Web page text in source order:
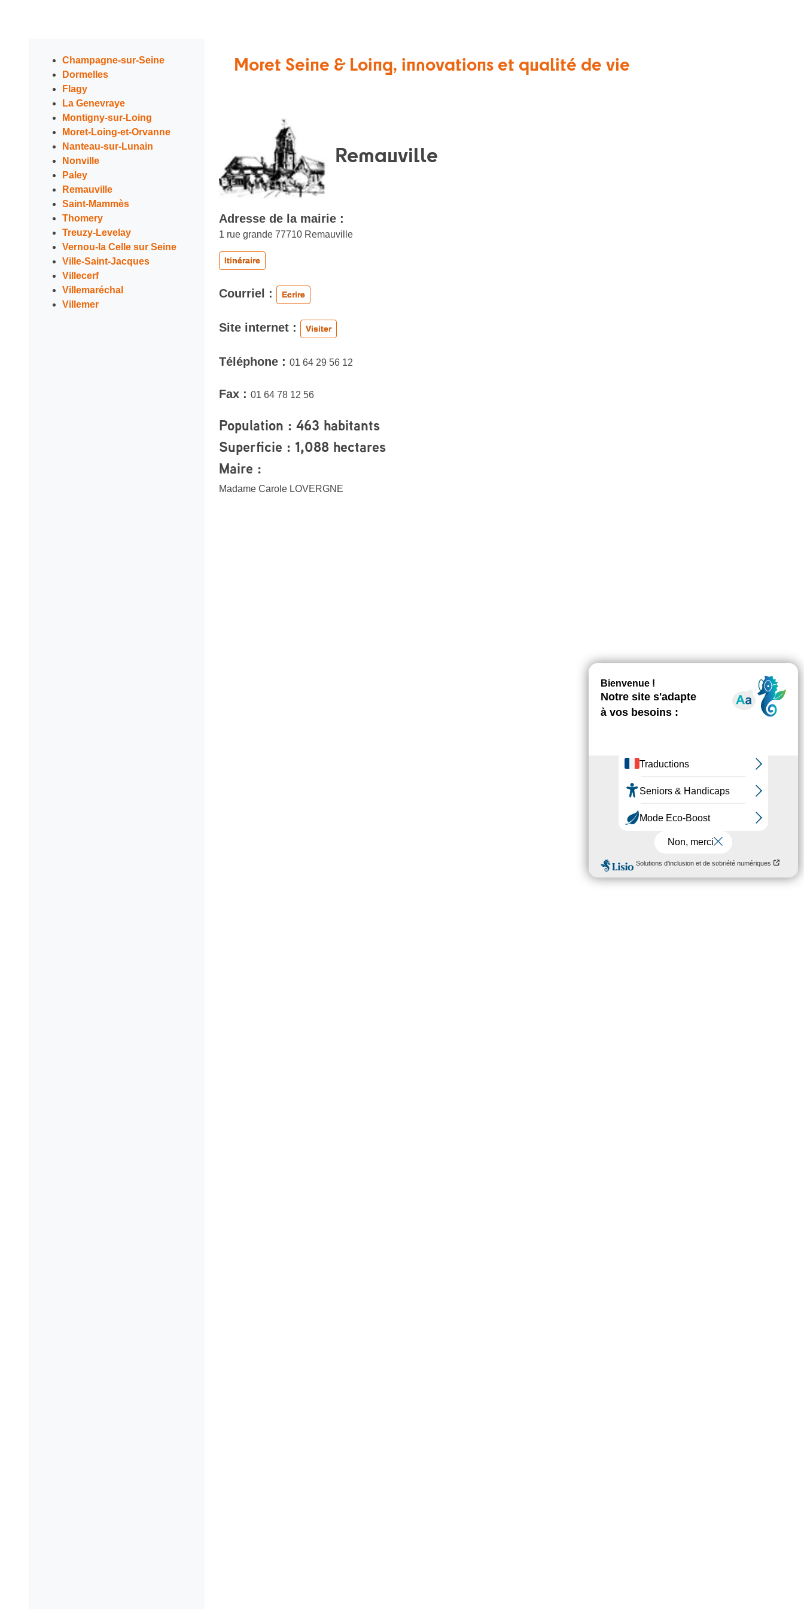
Champagne-sur-Seine
Dormelles
Flagy
La Genevraye
Montigny-sur-Loing
Moret-Loing-et-Orvanne
Nanteau-sur-Lunain
Nonville
Paley
Remauville
Saint-Mammès
Thomery
Treuzy-Levelay
Vernou-la Celle sur Seine
Ville-Saint-Jacques
Villecerf
Villemaréchal
Villemer
Moret Seine & Loing, innovations et qualité de vie
Remauville
Adresse de la mairie :
1 rue grande 77710 Remauville
Itinéraire
Courriel : Ecrire
Site internet : Visiter
Téléphone : 01 64 29 56 12
Fax : 01 64 78 12 56
Population : 463 habitants
Superficie : 1,088 hectares
Maire :
Madame Carole LOVERGNE